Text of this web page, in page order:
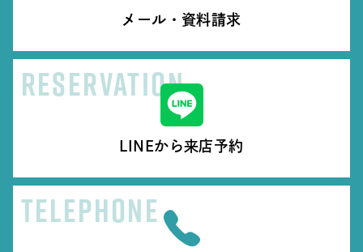
メール・資料請求
RESERVATION
LINEから来店予約
TELEPHONE